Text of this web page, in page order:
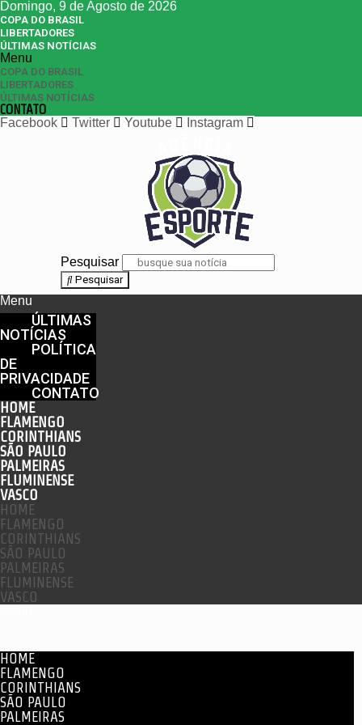
Domingo, 9 de Agosto de 2026
COPA DO BRASIL
LIBERTADORES
ÚLTIMAS NOTÍCIAS
Menu
COPA DO BRASIL
LIBERTADORES
ÚLTIMAS NOTÍCIAS
CONTATO
Facebook
Twitter Youtube Instagram
Pesquisar
Pesquisar
Menu
ÚLTIMAS
NOTÍCIAS
POLÍTICA
DE
PRIVACIDADE
CONTATO
HOME
FLAMENGO
CORINTHIANS
SÃO PAULO
PALMEIRAS
FLUMINENSE
VASCO
HOME
FLAMENGO
CORINTHIANS
SÃO PAULO
PALMEIRAS
FLUMINENSE
VASCO
HOME
FLAMENGO
CORINTHIANS
SÃO PAULO
PALMEIRAS